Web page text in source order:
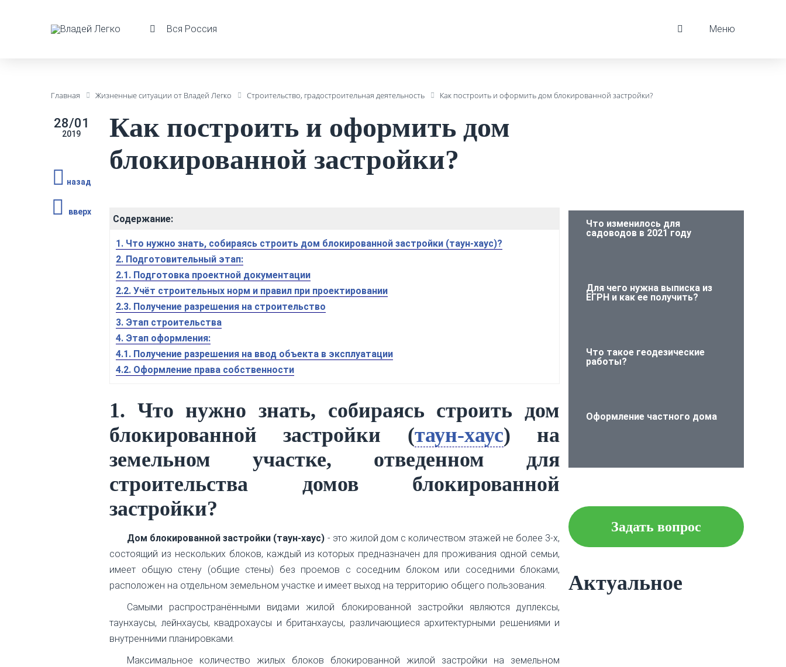
Вся Россия Меню
Главная Жизненные ситуации от Владей Легко Строительство, градостроительная деятельность Как построить и оформить дом блокированной застройки?
28/01
2019
назад
вверх
Как построить и оформить дом
блокированной застройки?
Содержание:
1. Что нужно знать, собираясь строить дом блокированной застройки (таун-хаус)?
2. Подготовительный этап:
2.1. Подготовка проектной документации
2.2. Учёт строительных норм и правил при проектировании
2.3. Получение разрешения на строительство
3. Этап строительства
4. Этап оформления:
4.1. Получение разрешения на ввод объекта в эксплуатации
4.2. Оформление права собственности
1. Что нужно знать, собираясь строить дом
блокированной застройки (таун-хаус) на
земельном участке, отведенном для
строительства домов блокированной
застройки?
Дом блокированной застройки (таун-хаус) - это жилой дом с количеством этажей не более 3-х,
состоящий из нескольких блоков, каждый из которых предназначен для проживания одной семьи,
имеет общую стену (общие стены) без проемов с соседним блоком или соседними блоками,
расположен на отдельном земельном участке и имеет выход на территорию общего пользования.
Самыми распространёнными видами жилой блокированной застройки являются дуплексы,
таунхаусы, лейнхаусы, квадрохаусы и британхаусы, различающиеся архитектурными решениями и
внутренними планировками.
Максимальное количество жилых блоков блокированной жилой застройки на земельном
Что изменилось для
садоводов в 2021 году
Для чего нужна выписка из
ЕГРН и как ее получить?
Что такое геодезические
работы?
Оформление частного дома
Что следует знать об
Задать вопрос
Актуальное